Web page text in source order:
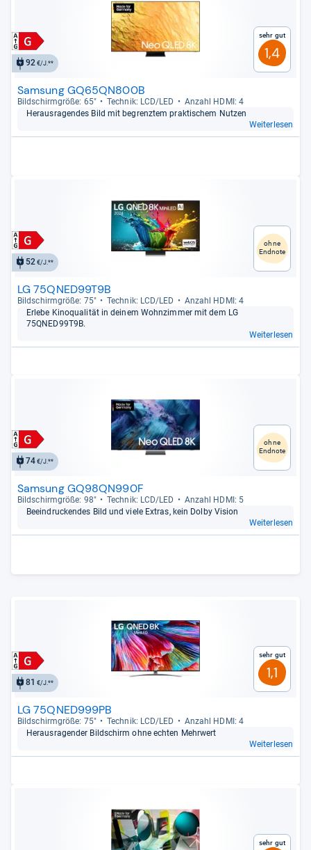
92€/J.**
Sehr gut
1,4
Samsung GQ65QN800B
Bild­schirm­größe: 65" Tech­nik: LCD/LED
Anzahl HDMI: 4
Her­aus­ra­gen­des Bild mit begrenz­tem prak­ti­schem Nut­zen
Weiterlesen
52€/J.**
ohne
Endnote
LG 75QNED99T9B
Bild­schirm­größe: 75" Tech­nik: LCD/LED
Anzahl HDMI: 4
Erlebe Kino­qua­li­tät in dei­nem Wohn­zim­mer mit dem LG
75QNED99T9B.
Weiterlesen
74€/J.**
ohne
Endnote
Samsung GQ98QN990F
Bild­schirm­größe: 98" Tech­nik: LCD/LED
Anzahl HDMI: 5
Beein­dru­cken­des Bild und viele Extras, kein Dolby Vision
Weiterlesen
81 €/J.**
Sehr gut
1,1
LG 75QNED999PB
Bild­schirm­größe: 75" Tech­nik: LCD/LED
Anzahl HDMI: 4
Her­aus­ra­gen­der Bild­schirm ohne ech­ten Mehr­wert
Weiterlesen
Sehr gut